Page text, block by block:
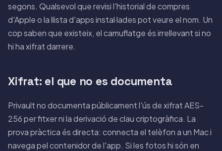
segons. Qualsevol que revisi l'historial de compres
d'Apple o la llista d'apps instal·lades pot veure el nom. Un
cop saben que existeix, el camuflatge és irrellevant si no
hi ha xifrat darrere.
Xifrat: el que no es documenta
Privault no documenta públicament l'ús de xifrat AES-
256 per fitxer ni la derivació de clau criptogràfica. La
prova pràctica és directa: connecta el telèfon a un Mac i
navega pel contenidor de l'app. Si les fotos hi són en